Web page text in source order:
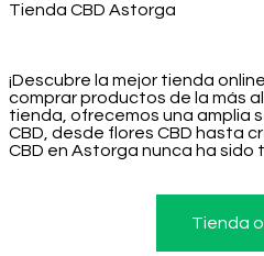
Tienda CBD Astorga
¡Descubre la mejor tienda
comprar productos de la más
tienda, ofrecemos una amplia
CBD, desde flores CBD hasta
CBD en Astorga nunca ha sido
Tienda